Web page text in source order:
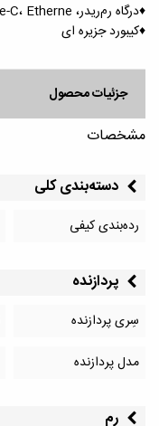
♦️درگاه رم‌ریدر، USB3 ، HDMI ، Type-C، Etherne
♦️کیبورد جزیره ای
جزئیات محصول
مشخصات
دسته‌بندی کلی
رده‌بندی کیفی
پردازنده
سِری پردازنده
مدل پردازنده
رم